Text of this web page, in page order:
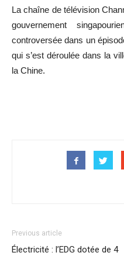
La chaîne de télévision
gouvernement
controversée dans un
qui s’est déroulée dans la
la Chine.
Previous article
Électricité : l’EDG dotée de 4